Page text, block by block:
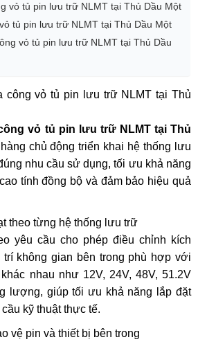
vỏ tủ pin lưu trữ NLMT tại Thủ Dầu Một
tủ pin lưu trữ NLMT tại Thủ Dầu Một
vỏ tủ pin lưu trữ NLMT tại Thủ Dầu
công vỏ tủ pin lưu trữ NLMT tại Thủ
vỏ tủ pin lưu trữ NLMT tại Thủ
chủ động triển khai hệ thống lưu
nhu cầu sử dụng, tối ưu khả năng
tính đồng bộ và đảm bảo hiệu quả
theo từng hệ thống lưu trữ
yêu cầu cho phép điều chỉnh kích
không gian bên trong phù hợp với
nhau như 12V, 24V, 48V, 51.2V
lượng, giúp tối ưu khả năng lắp đặt
kỹ thuật thực tế.
vệ pin và thiết bị bên trong